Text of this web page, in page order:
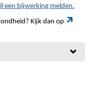
een bijwerking melden.
Kijk dan op